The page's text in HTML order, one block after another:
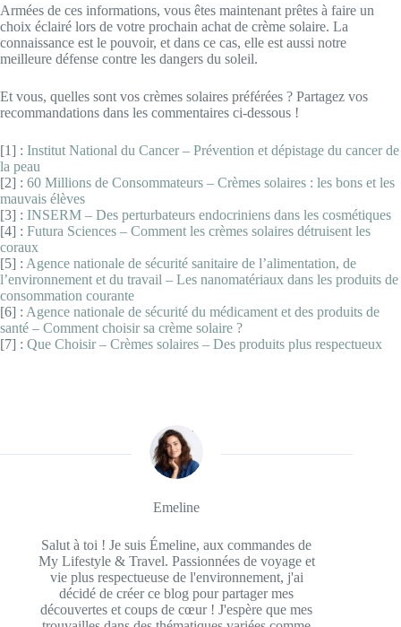
Armées de ces informations, vous êtes maintenant prêtes à faire un
choix éclairé lors de votre prochain achat de crème solaire. La
connaissance est le pouvoir, et dans ce cas, elle est aussi notre
meilleure défense contre les dangers du soleil.
Et vous, quelles sont vos crèmes solaires préférées ? Partagez vos
recommandations dans les commentaires ci-dessous !
[1] : Institut National du Cancer – Prévention et dépistage du cancer de
la peau
[2] : 60 Millions de Consommateurs – Crèmes solaires : les bons et les
mauvais élèves
[3] : INSERM – Des perturbateurs endocriniens dans les cosmétiques
[4] : Futura Sciences – Comment les crèmes solaires détruisent les
coraux
[5] : Agence nationale de sécurité sanitaire de l’alimentation, de
l’environnement et du travail – Les nanomatériaux dans les produits de
consommation courante
[6] : Agence nationale de sécurité du médicament et des produits de
santé – Comment choisir sa crème solaire ?
[7] : Que Choisir – Crèmes solaires – Des produits plus respectueux
Emeline
Salut à toi ! Je suis Émeline, aux commandes de
My Lifestyle & Travel. Passionnées de voyage et
vie plus respectueuse de l'environnement, j'ai
décidé de créer ce blog pour partager mes
découvertes et coups de cœur ! J'espère que mes